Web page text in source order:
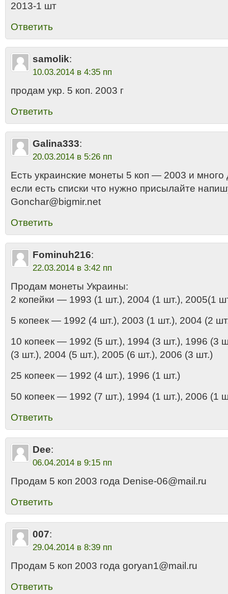
2013-1 шт
Ответить
samolik:
10.03.2014 в 4:35 пп
продам укр. 5 коп. 2003 г
Ответить
Galina333:
20.03.2014 в 5:26 пп
Есть украинские монеты 5 коп — 2003 и много
если есть списки что нужно присылайте
Gonchar@bigmir.net
Ответить
Fominuh216:
22.03.2014 в 3:42 пп
Продам монеты Украины:
2 копейки — 1993 (1 шт.), 2004 (1 шт.), 2005(1
5 копеек — 1992 (4 шт.), 2003 (1 шт.), 2004 (2
10 копеек — 1992 (5 шт.), 1994 (3 шт.), 1996 (3
(3 шт.), 2004 (5 шт.), 2005 (6 шт.), 2006 (3 шт.)
25 копеек — 1992 (4 шт.), 1996 (1 шт.)
50 копеек — 1992 (7 шт.), 1994 (1 шт.), 2006 (1
Ответить
Dee:
06.04.2014 в 9:15 пп
Продам 5 коп 2003 года Denise-06@mail.ru
Ответить
007:
29.04.2014 в 8:39 пп
Продам 5 коп 2003 года goryan1@mail.ru
Ответить